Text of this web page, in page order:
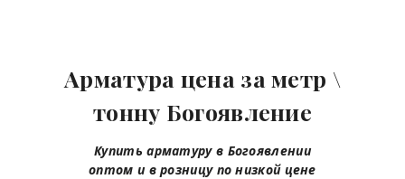
Арматура цена за метр \
тонну Богоявление
Купить арматуру в Богоявлении
оптом и в розницу по низкой цене